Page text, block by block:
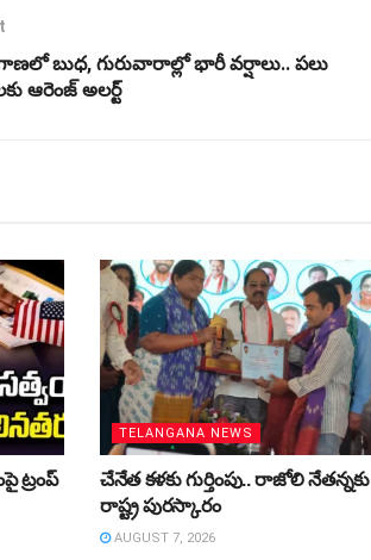
బుధ, గురువారాల్లో భారీ వర్షాలు.. పలు
ఆరెంజ్ అలర్ట్
ట్రంప్‌
TELANGANA NEWS
చేనేత కళకు గుర్తింపు.. రాజోలి నేతన్నకు
రాష్ట్ర పురస్కారం
AUGUST 7, 2026